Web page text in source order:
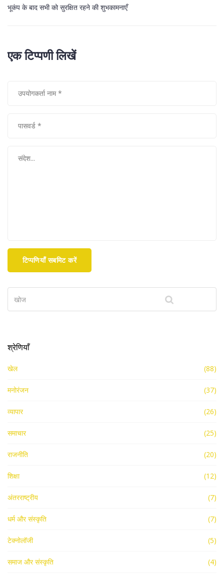
भूकंप के बाद सभी को सुरक्षित रहने की शुभकामनाएँ
एक टिप्पणी लिखें
टिप्पणियाँ सबमिट करें
श्रेणियाँ
खेल (88)
मनोरंजन (37)
व्यापार (26)
समाचार (25)
राजनीति (20)
शिक्षा (12)
अंतरराष्ट्रीय (7)
धर्म और संस्कृति (7)
टेक्नोलॉजी (5)
समाज और संस्कृति (4)